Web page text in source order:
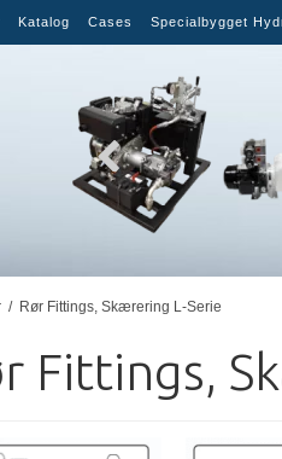
Katalog Cases Specialbygget
/ Rør Fittings, Skærering L-Serie
Fittings,